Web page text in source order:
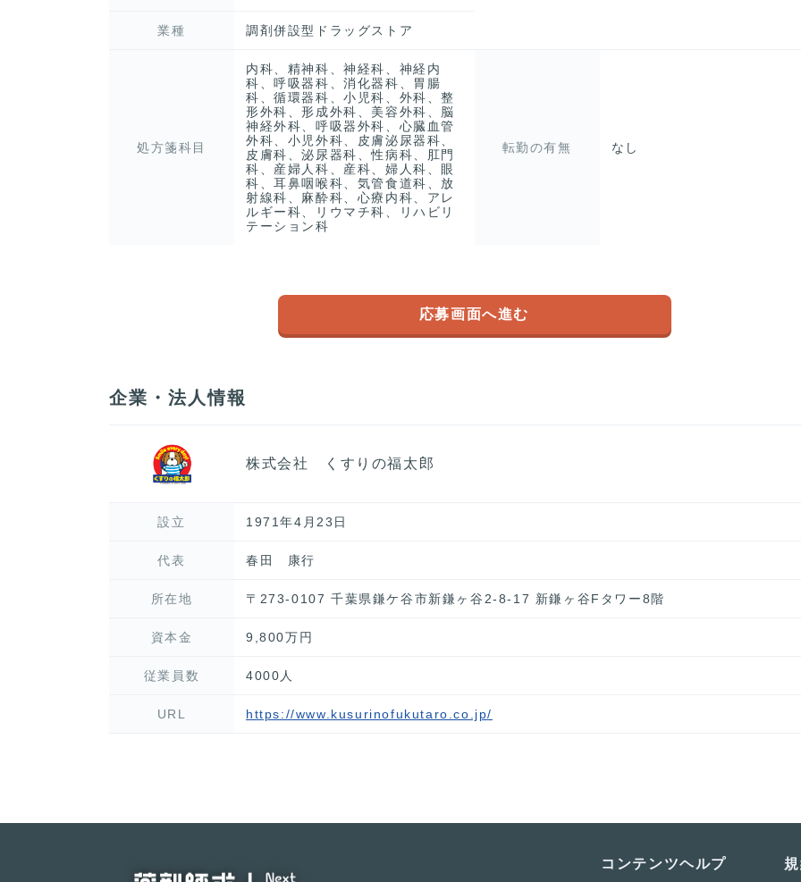
業種 調剤併設型ドラッグストア
処方箋科目
内科、精神科、神経科、神経内
科、呼吸器科、消化器科、胃腸
科、循環器科、小児科、外科、整
形外科、形成外科、美容外科、脳
神経外科、呼吸器外科、心臓血管
外科、小児外科、皮膚泌尿器科、
皮膚科、泌尿器科、性病科、肛門
科、産婦人科、産科、婦人科、眼
科、耳鼻咽喉科、気管食道科、放
射線科、麻酔科、心療内科、アレ
ルギー科、リウマチ科、リハビリ
テーション科
転勤の有無 なし
応募画面へ進む
企業・法人情報
株式会社 くすりの福太郎
設立 1971年4月23日
代表 春田 康行
所在地 〒273-0107 千葉県鎌ケ谷市新鎌ヶ谷2-8-17 新鎌ヶ谷Fタワー8階
資本金 9,800万円
従業員数 4000人
URL https://www.kusurinofukutaro.co.jp/
コンテンツヘルプ